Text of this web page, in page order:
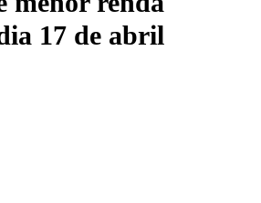
17 de abril